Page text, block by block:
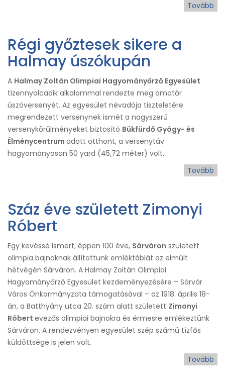
Tovább
Régi győztesek sikere a
Halmay úszókupán
A Halmay Zoltán Olimpiai Hagyományőrző Egyesület
tizennyolcadik alkalommal rendezte meg amatőr
úszóversenyét. Az egyesület névadója tiszteletére
megrendezett versenynek ismét a nagyszerű
versenykörülményeket biztosító Bükfürdő Gyógy- és
Élménycentrum adott otthont, a versenytáv
hagyományosan 50 yard (45,72 méter) volt.
Tovább
Száz éve született Zimonyi
Róbert
Egy kevéssé ismert, éppen 100 éve, Sárváron született
olimpia bajnoknak állítottunk emléktáblát az elmúlt
hétvégén Sárváron. A Halmay Zoltán Olimpiai
Hagyományőrző Egyesület kezdeményezésére – Sárvár
Város Önkormányzata támogatásával – az 1918. április 18-
án, a Batthyány utca 20. szám alatt született Zimonyi
Róbert evezős olimpiai bajnokra és érmesre emlékeztünk
Sárváron. A rendezvényen egyesület szép számú tízfős
küldöttsége is jelen volt.
Tovább